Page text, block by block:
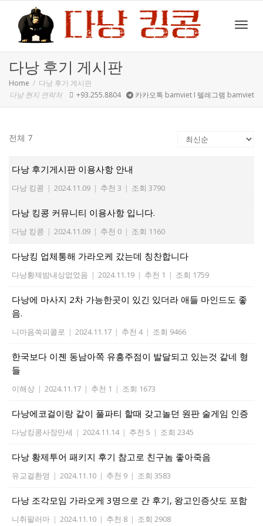
다낭 후기 게시판
Home
다낭 후기 게시판
다낭 현지 연락처
+93.255.8804 카카오톡 bamviet I 텔레그램 bamviet
전체 7
다낭 후기게시판 이용사항 안내
다낭 킹콩 | 2024.11.09 | 추천 3 | 조회 3790
다낭 킹콩 커뮤니티 이용사항 입니다.
다낭 킹콩 | 2024.11.09 | 추천 0 | 조회 1160
다낭킹 업체통해 가라오케 갔는데 칭찬합니다
다낭황제밤내상없었음 | 2024.11.19 | 추천 1 | 조회 1759
다낭에 마사지 2차 가능한곳이 있긴 있더라 애들 마인드도 좋
음.
니마음쏙피콜로 | 2024.11.17 | 추천 4 | 조회 9466
한국보다 이젠 동남아쪽 유흥주점이 발달되고 있는것 같네 형
들
이해상 | 2024.11.17 | 추천 1 | 조회 1673
다낭에코걸이랑 같이 풀파티 할때 갖고놀던 원판 술게임 인증
다낭킹콩사장만세 | 2024.11.14 | 추천 5 | 조회 2345
다낭 황제투어 패키지 후기 참고로 친구놈 좋아죽음
유교걸환영 | 2024.11.10 | 추천 9 | 조회 3583
다낭 조각모임 가라오케 3명으로 간 후기, 왕고인증샷도 포함
니취팔러마 | 2024.11.10 | 추천 8 | 조회 2908